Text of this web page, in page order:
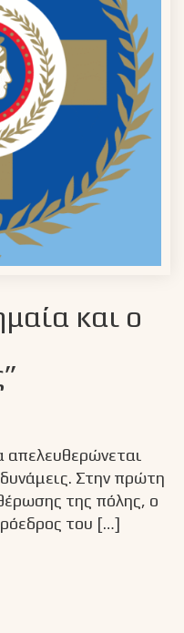
και ο
απελευθερώνεται
Στην πρώτη
της πόλης, ο
του […]